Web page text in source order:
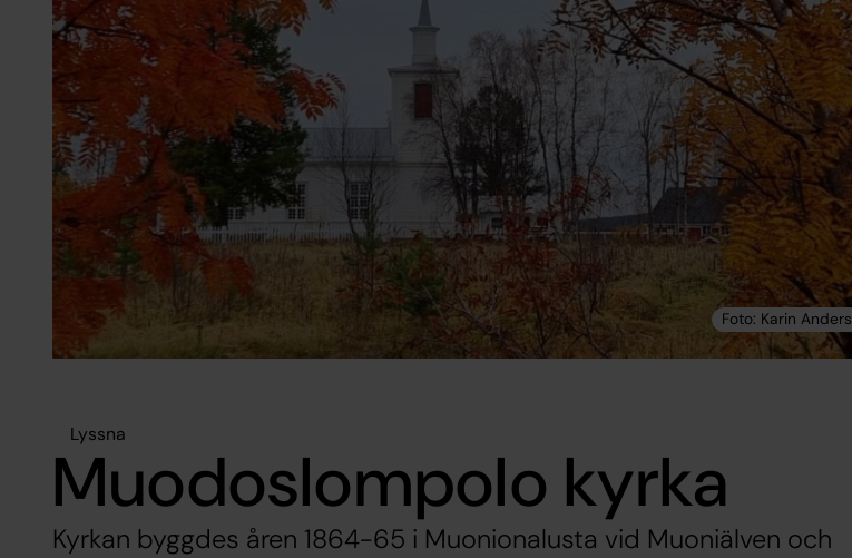
Lyssna
Muodoslompolo kyrka
Kyrkan byggdes åren 1864-65 i Muonionalusta vid Muoniälven och